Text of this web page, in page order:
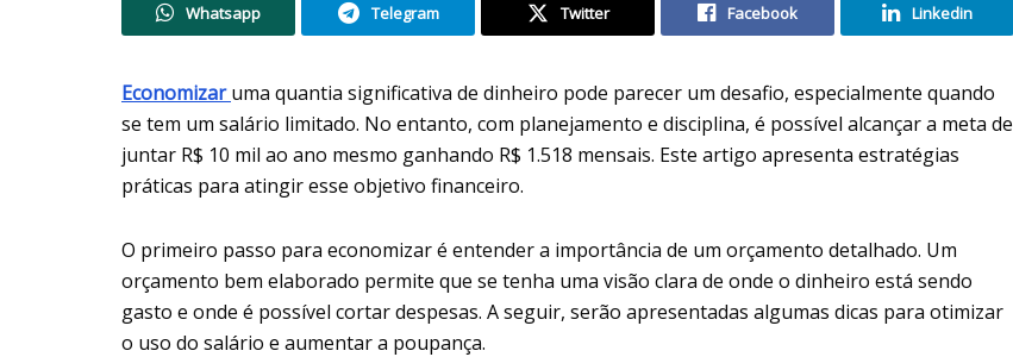
Whatsapp Telegram Twitter Facebook Linkedin
Economizaruma quantia significativa de dinheiro pode parecer um desafio, especialmente quando
se tem um salário limitado. No entanto, com planejamento e disciplina, é possível alcançar a meta de
juntar R$ 10 mil ao ano mesmo ganhando R$ 1.518 mensais. Este artigo apresenta estratégias
práticas para atingir esse objetivo financeiro.
O primeiro passo para economizar é entender a importância de um orçamento detalhado. Um
orçamento bem elaborado permite que se tenha uma visão clara de onde o dinheiro está sendo
gasto e onde é possível cortar despesas. A seguir, serão apresentadas algumas dicas para otimizar
o uso do salário e aumentar a poupança.